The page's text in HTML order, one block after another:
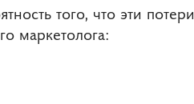
того, что эти потери
маркетолога: